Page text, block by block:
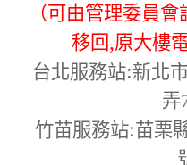
（可由管理委員會
移回,原大樓
台北服務站:新北
弄
竹苗服務站:苗栗